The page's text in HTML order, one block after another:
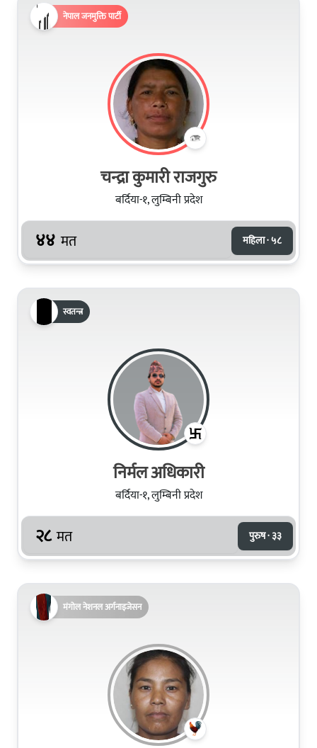
नेपाल जनमुक्ति पार्टी
चन्द्रा कुमारी राजगुरु
बर्दिया-१, लुम्बिनी प्रदेश
४४ मत महिला · ५८
स्वतन्त्र
निर्मल अधिकारी
बर्दिया-१, लुम्बिनी प्रदेश
२८ मत पुरुष · ३३
मंगोल नेशनल अर्गनाइजेसन